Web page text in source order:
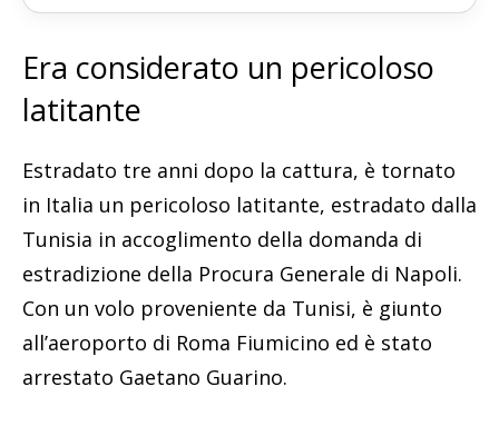
Era considerato un pericoloso
latitante
Estradato tre anni dopo la cattura, è tornato
in Italia un pericoloso latitante, estradato dalla
Tunisia in accoglimento della domanda di
estradizione della Procura Generale di Napoli.
Con un volo proveniente da Tunisi, è giunto
all’aeroporto di Roma Fiumicino ed è stato
arrestato Gaetano Guarino.